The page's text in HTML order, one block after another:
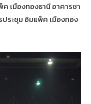
เมืองทองธานี อาคารชา
ประชุม อิมแพ็ค เมืองทอง